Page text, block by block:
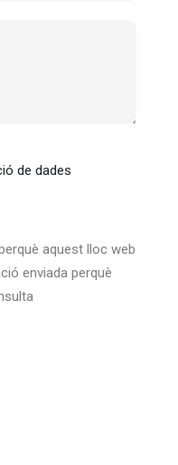
de dades
aquest lloc web
enviada perquè